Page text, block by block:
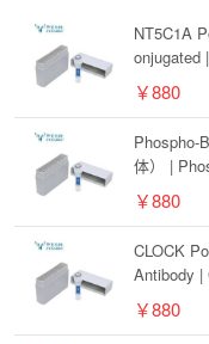
NT5C1A Polyclonal Antibody（多克隆抗体）, FITC c
onjugated
￥880
Phospho-BAD (S112)
体） |
￥880
CLOCK Polyclonal Antibody（多克隆抗体） | CLOCK
Antibody |
￥880